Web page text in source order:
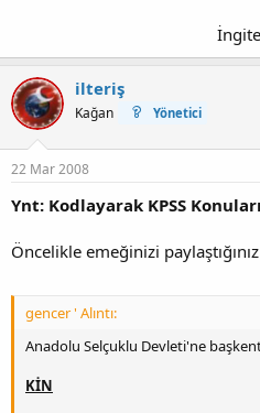
ilteriş
Kağan Yönetici
22 Mar 2008
Ynt: Kodlayarak KPSS
Öncelikle emeğinizi
gencer ' Alıntı:
Anadolu Selçuklu Devleti'ne
KİN